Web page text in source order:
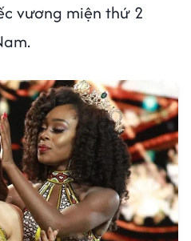
vương miện thứ 2